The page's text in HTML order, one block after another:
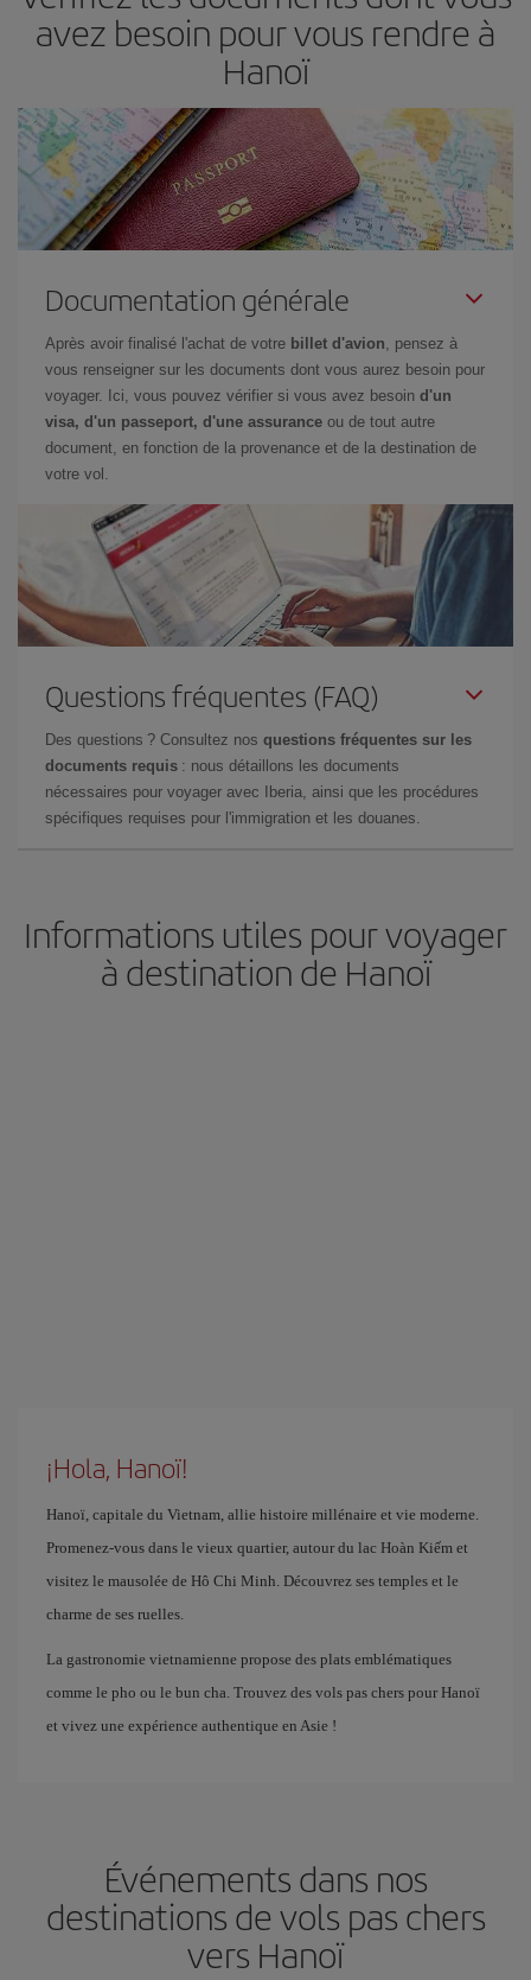
avez besoin pour vous rendre à
Hanoï
Documentation générale
Après avoir finalisé l'achat de votre billet d'avion , pensez à
vous renseigner sur les documents dont vous aurez besoin pour
voyager. Ici, vous pouvez vérifier si vous avez besoin d'un
visa, d'un passeport, d'une assurance ou de tout autre
document, en fonction de la provenance et de la destination de
votre vol.
Questions fréquentes (FAQ)
Des questions ? Consultez nos questions fréquentes sur les
documents requis : nous détaillons les documents
nécessaires pour voyager avec Iberia, ainsi que les procédures
spécifiques requises pour l'immigration et les douanes.
Informations utiles pour voyager
à destination de Hanoï
¡Hola, Hanoï!
Hanoï, capitale du Vietnam, allie histoire millénaire et vie moderne.
Promenez-vous dans le vieux quartier, autour du lac Hoàn Kiếm et
visitez le mausolée de Hô Chi Minh. Découvrez ses temples et le
charme de ses ruelles.
La gastronomie vietnamienne propose des plats emblématiques
comme le pho ou le bun cha. Trouvez des vols pas chers pour Hanoï
et vivez une expérience authentique en Asie !
Événements dans nos
destinations de vols pas chers
vers Hanoï